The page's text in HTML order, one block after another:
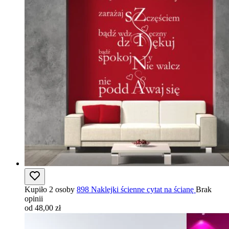
Kupiło 2 osoby 898 Naklejki ścienne cytat na ścianę Brak
opinii
od 48,00 zł